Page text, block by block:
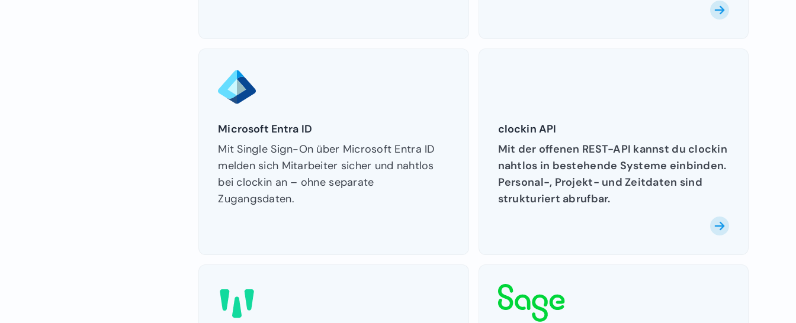
Microsoft Entra ID
Mit Single Sign-On über Microsoft Entra ID
melden sich Mitarbeiter sicher und nahtlos
bei clockin an – ohne separate
Zugangsdaten.
clockin API
Mit der offenen REST-API kannst du clockin
nahtlos in bestehende Systeme einbinden.
Personal-, Projekt- und Zeitdaten sind
strukturiert abrufbar.